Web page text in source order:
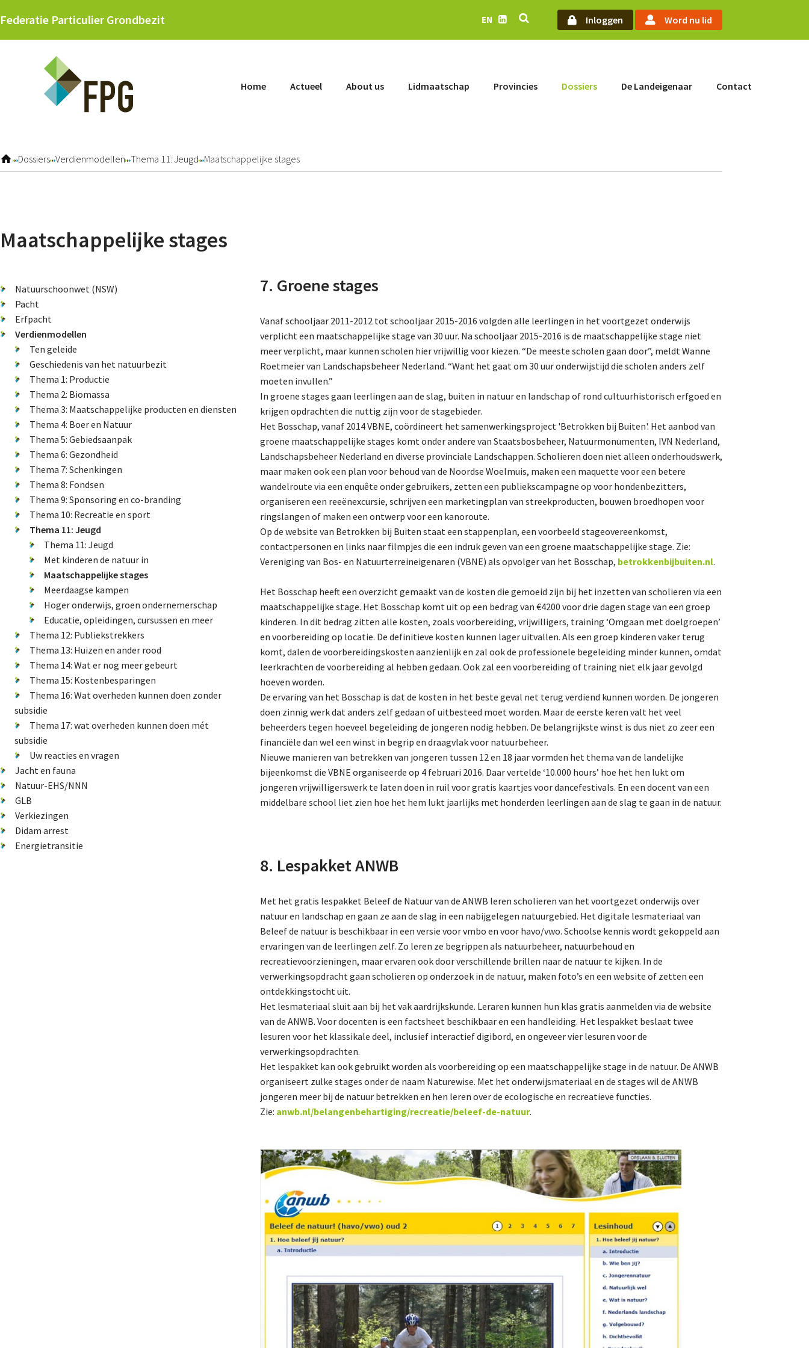
links
navigation
Federatie Particulier Grondbezit
EN
Inloggen Word nu lid
Home Actueel About us Lidmaatschap Provincies Dossiers De Landeigenaar Contact
Dossiers Verdienmodellen Thema 11: Jeugd Maatschappelijke stages
Maatschappelijke stages
Natuurschoonwet (NSW)
Pacht
Erfpacht
Verdienmodellen
Ten geleide
Geschiedenis van het natuurbezit
Thema 1: Productie
Thema 2: Biomassa
Thema 3: Maatschappelijke producten en diensten
Thema 4: Boer en Natuur
Thema 5: Gebiedsaanpak
Thema 6: Gezondheid
Thema 7: Schenkingen
Thema 8: Fondsen
Thema 9: Sponsoring en co-branding
Thema 10: Recreatie en sport
Thema 11: Jeugd
Thema 11: Jeugd
Met kinderen de natuur in
Maatschappelijke stages
Meerdaagse kampen
Hoger onderwijs, groen ondernemerschap
Educatie, opleidingen, cursussen en meer
Thema 12: Publiekstrekkers
Thema 13: Huizen en ander rood
Thema 14: Wat er nog meer gebeurt
Thema 15: Kostenbesparingen
Thema 16: Wat overheden kunnen doen zonder
subsidie
Thema 17: wat overheden kunnen doen mét
subsidie
Uw reacties en vragen
Jacht en fauna
Natuur-EHS/NNN
GLB
Verkiezingen
Didam arrest
Energietransitie
7. Groene stages
Vanaf schooljaar 2011-2012 tot schooljaar 2015-2016 volgden alle leerlingen in het voortgezet onderwijs
verplicht een maatschappelijke stage van 30 uur. Na schooljaar 2015-2016 is de maatschappelijke stage niet
meer verplicht, maar kunnen scholen hier vrijwillig voor kiezen. “De meeste scholen gaan door”, meldt Wanne
Roetmeier van Landschapsbeheer Nederland. “Want het gaat om 30 uur onderwijstijd die scholen anders zelf
moeten invullen.”
In groene stages gaan leerlingen aan de slag, buiten in natuur en landschap of rond cultuurhistorisch erfgoed en
krijgen opdrachten die nuttig zijn voor de stagebieder.
Het Bosschap, vanaf 2014 VBNE, coördineert het samenwerkingsproject 'Betrokken bij Buiten'. Het aanbod van
groene maatschappelijke stages komt onder andere van Staatsbosbeheer, Natuurmonumenten, IVN Nederland,
Landschapsbeheer Nederland en diverse provinciale Landschappen. Scholieren doen niet alleen onderhoudswerk,
maar maken ook een plan voor behoud van de Noordse Woelmuis, maken een maquette voor een betere
wandelroute via een enquête onder gebruikers, zetten een publiekscampagne op voor hondenbezitters,
organiseren een reeënexcursie, schrijven een marketingplan van streekproducten, bouwen broedhopen voor
ringslangen of maken een ontwerp voor een kanoroute.
Op de website van Betrokken bij Buiten staat een stappenplan, een voorbeeld stageovereenkomst,
contactpersonen en links naar filmpjes die een indruk geven van een groene maatschappelijke stage. Zie:
Vereniging van Bos- en Natuurterreineigenaren (VBNE) als opvolger van het Bosschap, betrokkenbijbuiten.nl.
Het Bosschap heeft een overzicht gemaakt van de kosten die gemoeid zijn bij het inzetten van scholieren via een
maatschappelijke stage. Het Bosschap komt uit op een bedrag van €4200 voor drie dagen stage van een groep
kinderen. In dit bedrag zitten alle kosten, zoals voorbereiding, vrijwilligers, training ‘Omgaan met doelgroepen’
en voorbereiding op locatie. De definitieve kosten kunnen lager uitvallen. Als een groep kinderen vaker terug
komt, dalen de voorbereidingskosten aanzienlijk en zal ook de professionele begeleiding minder kunnen, omdat
leerkrachten de voorbereiding al hebben gedaan. Ook zal een voorbereiding of training niet elk jaar gevolgd
hoeven worden.
De ervaring van het Bosschap is dat de kosten in het beste geval net terug verdiend kunnen worden. De jongeren
doen zinnig werk dat anders zelf gedaan of uitbesteed moet worden. Maar de eerste keren valt het veel
beheerders tegen hoeveel begeleiding de jongeren nodig hebben. De belangrijkste winst is dus niet zo zeer een
financiële dan wel een winst in begrip en draagvlak voor natuurbeheer.
Nieuwe manieren van betrekken van jongeren tussen 12 en 18 jaar vormden het thema van de landelijke
bijeenkomst die VBNE organiseerde op 4 februari 2016. Daar vertelde ‘10.000 hours’ hoe het hen lukt om
jongeren vrijwilligerswerk te laten doen in ruil voor gratis kaartjes voor dancefestivals. En een docent van een
middelbare school liet zien hoe het hem lukt jaarlijks met honderden leerlingen aan de slag te gaan in de natuur.
8. Lespakket ANWB
Met het gratis lespakket Beleef de Natuur van de ANWB leren scholieren van het voortgezet onderwijs over
natuur en landschap en gaan ze aan de slag in een nabijgelegen natuurgebied. Het digitale lesmateriaal van
Beleef de natuur is beschikbaar in een versie voor vmbo en voor havo/vwo. Schoolse kennis wordt gekoppeld aan
ervaringen van de leerlingen zelf. Zo leren ze begrippen als natuurbeheer, natuurbehoud en
recreatievoorzieningen, maar ervaren ook door verschillende brillen naar de natuur te kijken. In de
verwerkingsopdracht gaan scholieren op onderzoek in de natuur, maken foto’s en een website of zetten een
ontdekkingstocht uit.
Het lesmateriaal sluit aan bij het vak aardrijkskunde. Leraren kunnen hun klas gratis aanmelden via de website
van de ANWB. Voor docenten is een factsheet beschikbaar en een handleiding. Het lespakket beslaat twee
lesuren voor het klassikale deel, inclusief interactief digibord, en ongeveer vier lesuren voor de
verwerkingsopdrachten.
Het lespakket kan ook gebruikt worden als voorbereiding op een maatschappelijke stage in de natuur. De ANWB
organiseert zulke stages onder de naam Naturewise. Met het onderwijsmateriaal en de stages wil de ANWB
jongeren meer bij de natuur betrekken en hen leren over de ecologische en recreatieve functies.
Zie: anwb.nl/belangenbehartiging/recreatie/beleef-de-natuur.
Home
Dossiers
Natuurschoonwet (NSW)
Verkiezingen
Didam arrest
Energietransitie